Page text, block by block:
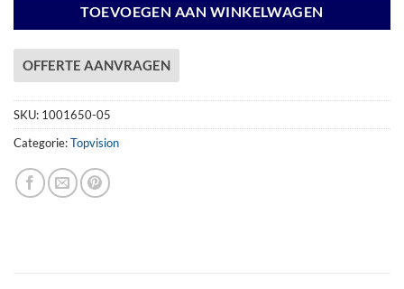
TOEVOEGEN AAN WINKELWAGEN
OFFERTE AANVRAGEN
SKU: 1001650-05
Categorie:Topvision